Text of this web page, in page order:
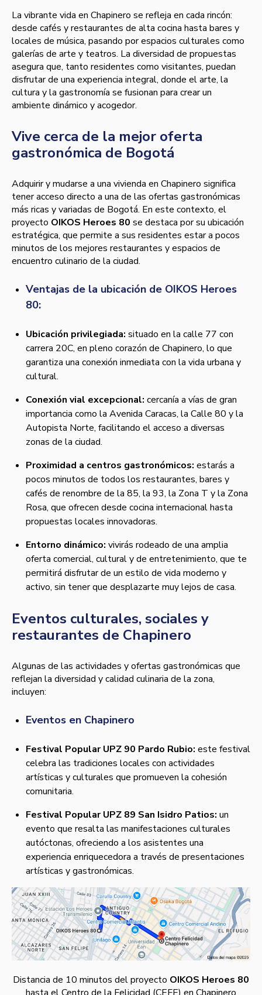
La vibrante vida en Chapinero se refleja en cada rincón:
desde cafés y restaurantes de alta cocina hasta bares y
locales de música, pasando por espacios culturales como
galerías de arte y teatros. La diversidad de propuestas
asegura que, tanto residentes como visitantes, puedan
disfrutar de una experiencia integral, donde el arte, la
cultura y la gastronomía se fusionan para crear un
ambiente dinámico y acogedor.
Vive cerca de la mejor oferta
gastronómica de Bogotá
Adquirir y mudarse a una vivienda en Chapinero significa
tener acceso directo a una de las ofertas gastronómicas
más ricas y variadas de Bogotá. En este contexto, el
proyecto OIKOS Heroes 80 se destaca por su ubicación
estratégica, que permite a sus residentes estar a pocos
minutos de los mejores restaurantes y espacios de
encuentro culinario de la ciudad.
Ventajas de la ubicación de OIKOS Heroes
80:
Ubicación privilegiada: situado en la calle 77 con
carrera 20C, en pleno corazón de Chapinero, lo que
garantiza una conexión inmediata con la vida urbana y
cultural.
Conexión vial excepcional: cercanía a vías de gran
importancia como la Avenida Caracas, la Calle 80 y la
Autopista Norte, facilitando el acceso a diversas
zonas de la ciudad.
Proximidad a centros gastronómicos: estarás a
pocos minutos de todos los restaurantes, bares y
cafés de renombre de la 85, la 93, la Zona T y la Zona
Rosa, que ofrecen desde cocina internacional hasta
propuestas locales innovadoras.
Entorno dinámico: vivirás rodeado de una amplia
oferta comercial, cultural y de entretenimiento, que te
permitirá disfrutar de un estilo de vida moderno y
activo, sin tener que desplazarte muy lejos de casa.
Eventos culturales, sociales y
restaurantes de Chapinero
Algunas de las actividades y ofertas gastronómicas que
reflejan la diversidad y calidad culinaria de la zona,
incluyen:
Eventos en Chapinero
Festival Popular UPZ 90 Pardo Rubio: este festival
celebra las tradiciones locales con actividades
artísticas y culturales que promueven la cohesión
comunitaria.
Festival Popular UPZ 89 San Isidro Patios: un
evento que resalta las manifestaciones culturales
autóctonas, ofreciendo a los asistentes una
experiencia enriquecedora a través de presentaciones
artísticas y gastronómicas.
Distancia de 10 minutos del proyecto OIKOS Heroes 80